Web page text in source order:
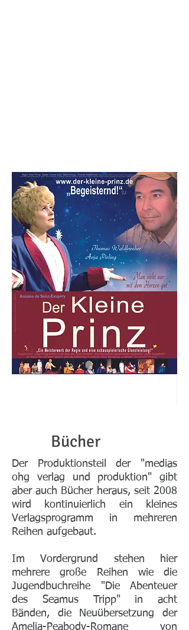
Bücher
Der Produktionsteil der "medias
ohg verlag und produktion" gibt
aber auch Bücher heraus, seit 2008
wird kontinuierlich ein kleines
Verlagsprogramm in mehreren
Reihen aufgebaut.
Im Vordergrund stehen hier
mehrere große Reihen wie die
Jugendbuchreihe "Die Abenteuer
des Seamus Tripp" in acht
Bänden, die Neuübersetzung der
Amelia-Peabody-Romane von